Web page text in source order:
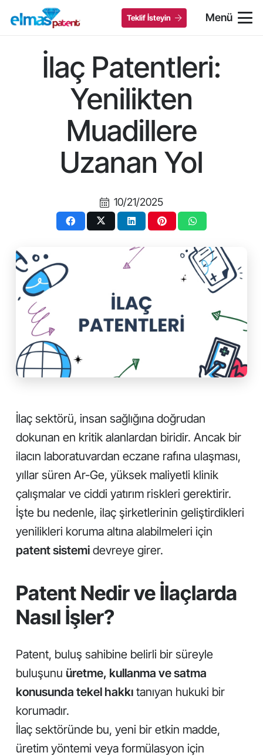
Teklif İsteyin Menü
İlaç Patentleri:
Yenilikten
Muadillere
Uzanan Yol
10/21/2025
İlaç sektörü, insan sağlığına doğrudan
dokunan en kritik alanlardan biridir. Ancak bir
ilacın laboratuvardan eczane rafına ulaşması,
yıllar süren Ar-Ge, yüksek maliyetli klinik
çalışmalar ve ciddi yatırım riskleri gerektirir.
İşte bu nedenle, ilaç şirketlerinin geliştirdikleri
yenilikleri koruma altına alabilmeleri için
patent sistemi devreye girer.
Patent Nedir ve İlaçlarda
Nasıl İşler?
Patent, buluş sahibine belirli bir süreyle
buluşunu üretme, kullanma ve satma
konusunda tekel hakkı tanıyan hukuki bir
korumadır.
İlaç sektöründe bu, yeni bir etkin madde,
üretim yöntemi veya formülasyon için